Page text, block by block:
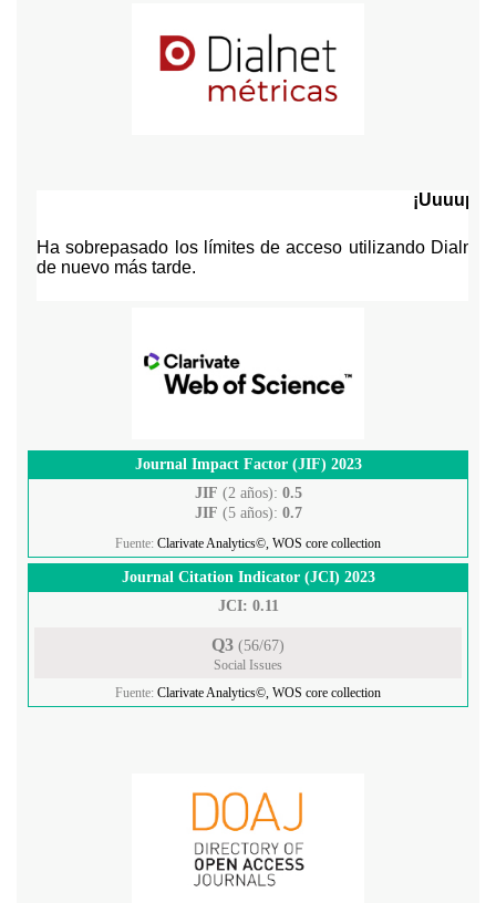
Journal Impact Factor (JIF) 2023
JIF (2 años): 0.5
JIF (5 años): 0.7
Fuente: Clarivate Analytics©, WOS core collection
Journal Citation Indicator (JCI) 2023
JCI: 0.11
Q3 (56/67)
Social Issues
Fuente: Clarivate Analytics©, WOS core collection